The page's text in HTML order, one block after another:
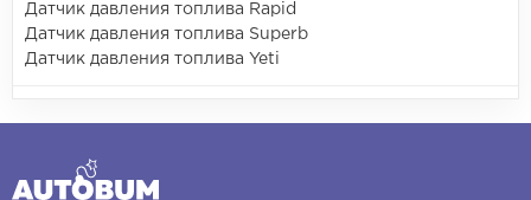
Датчик давления топлива Rapid
Датчик давления топлива Superb
Датчик давления топлива Yeti